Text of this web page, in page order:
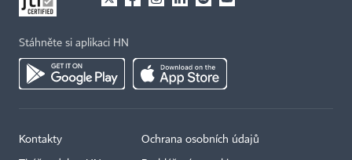
Stáhněte si aplikaci HN
Kontakty Ochrana osobních údajů